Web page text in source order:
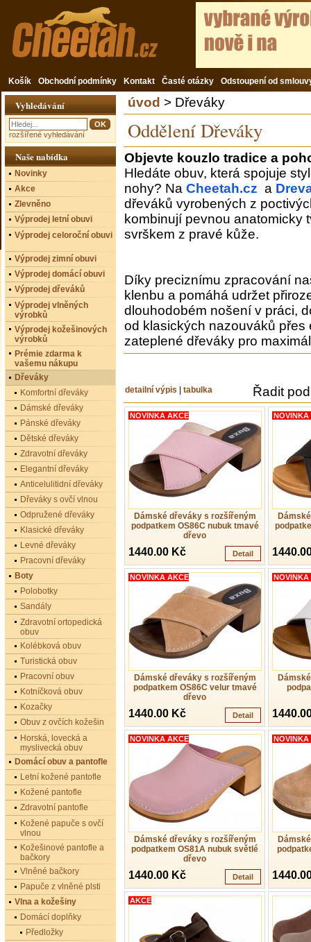
Košík Obchodní podmínky Kontakt Časté otázky Odstoupení od
úvod > Dřeváky
Oddělení Dřeváky
Objevte kouzlo tradice a
Hledáte obuv, která spojuje
nohy? Na Cheetah.cz a
dřeváků vyrobených z
kombinují pevnou anatomicky
svrškem z pravé kůže.
Díky preciznímu zpracování
klenbu a pomáhá udržet
dlouhodobém nošení v práci,
od klasických nazouváků
zateplené dřeváky pro
detailní výpis tabulka Řadit
Dámské dřeváky s rozšířeným
podpatkem OS86C nubuk tmavé
dřevo
NOVINKA AKCE
1440.00 Kč Detail
NOVINKA
Dámské dřeváky s rozšířeným
podpatkem OS86C velur tmavé
dřevo
NOVINKA AKCE
1440.00 Kč Detail
NOVINKA
Dámské dřeváky s rozšířeným
podpatkem OS81A nubuk světlé
dřevo
NOVINKA AKCE
1440.00 Kč Detail
NOVINKA
AKCE
Vyhledávání
rozšířené vyhledávání
Naše nabídka
Novinky
Akce
Zlevněno
Výprodej letní obuvi
Výprodej celoroční obuvi
Výprodej zimní obuvi
Výprodej domácí obuvi
Výprodej dřeváků
Výprodej vlněných
výrobků
Výprodej kožešinových
výrobků
Prémie zdarma k
vašemu nákupu
Dřeváky
Komfortní dřeváky
Dámské dřeváky
Pánské dřeváky
Dětské dřeváky
Zdravotní dřeváky
Elegantní dřeváky
Anticelulitidní dřeváky
Dřeváky s ovčí vlnou
Odpružené dřeváky
Klasické dřeváky
Levné dřeváky
Pracovní dřeváky
Boty
Polobotky
Sandály
Zdravotní ortopedická
obuv
Kolébková obuv
Turistická obuv
Pracovní obuv
Kotníčková obuv
Kozačky
Obuv z ovčích kožešin
Horská, lovecká a
myslivecká obuv
Domácí obuv a pantofle
Letní kožené pantofle
Kožené pantofle
Zdravotní pantofle
Kožené papuče s ovčí
vlnou
Kožešinové pantofle a
bačkory
Vlněné bačkory
Papuče z vlněné plsti
Vlna a kožešiny
Domácí doplňky
Předložky